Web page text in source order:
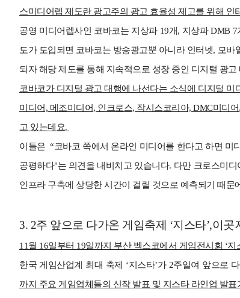
스미디어렙 제도란 광고주의 광고 효율성 제고를 위해
공영 미디어렙사인 코바코는 지상파 19개, 지상파 DMB
도가 도입되면 코바코는 방송광고뿐 아니라 인터넷, 모
되자 해당 제도를 통해 지속적으로 성장 중인 디지털 광
코바코가 디지털 광고 대행에 나선다는 소식에 디지털
미디어, 메조미디어, 인크로스, 작시스코리아, DMC미디
고 있는데요.
이들은 “코바코 쪽에서 온라인 미디어를 한다고 하면 미
공평하다"는 의견을 내비치고 있습니다. 다만 크로스미
인프라 구축에 상당한 시간이 걸릴 것으로 예측되기 때
3. 2주 앞으로 다가온 게임축제 ‘지스타’,이곳
11월 16일부터 19일까지 부산 벡스코에서 게임전시회 ‘지
한국 게임산업계 최대 축제 ‘지스타’가 2주일여 앞으로
까지 주요 게임업체들의 신작 발표 및 지스타 라인업 발표